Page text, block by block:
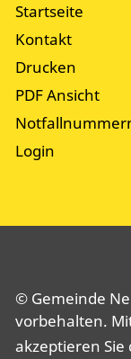
Startseite
Kontakt
Drucken
PDF Ansicht
Login
© Gemeinde
vorbehalten.
akzeptieren Sie